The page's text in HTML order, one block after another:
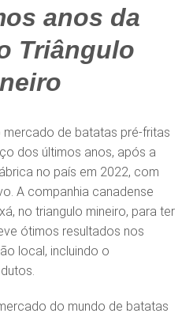
anos da
Triângulo
mercado de batatas pré-fritas
dos últimos anos, após a
no país em 2022, com
A companhia canadense
no triangulo mineiro, para ter
ótimos resultados nos
local, incluindo o
do mundo de batatas